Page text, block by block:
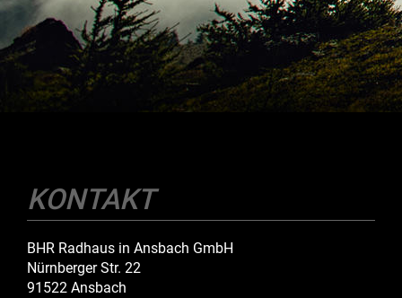
KONTAKT
BHR Radhaus in Ansbach GmbH
Nürnberger Str. 22
91522 Ansbach